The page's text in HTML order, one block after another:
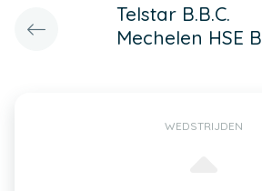
Telstar B.B.C.
Mechelen HSE B
WEDSTRIJDEN